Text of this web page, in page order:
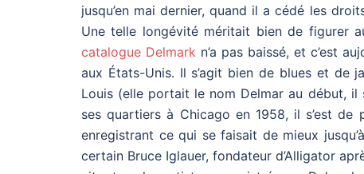
jusqu’en mai dernier, quand il a cédé les
Une telle longévité méritait bien de figurer
catalogue Delmark n’a pas baissé, et c’est
aux États-Unis. Il s’agit bien de blues et de
Louis (elle portait le nom Delmar au début, il
ses quartiers à Chicago en 1958, il s’est
enregistrant ce qui se faisait de mieux
certain Bruce Iglauer, fondateur d’Alligator